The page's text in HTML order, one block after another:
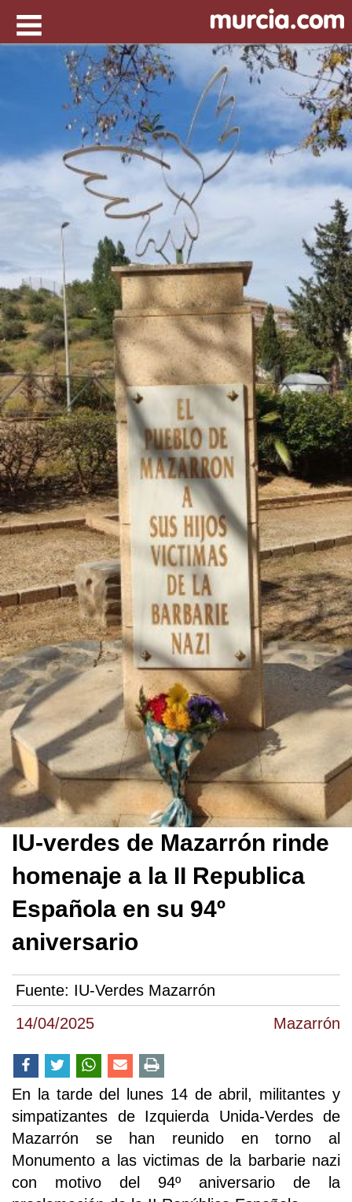
14/04/2025 Mazarrón
IU-verdes de Mazarrón rinde
homenaje a la II Republica
Española en su 94º
aniversario
Fuente: IU-Verdes Mazarrón
En la tarde del lunes 14 de abril, militantes y
simpatizantes de Izquierda Unida-Verdes de
Mazarrón se han reunido en torno al
Monumento a las victimas de la barbarie nazi
con motivo del 94º aniversario de la